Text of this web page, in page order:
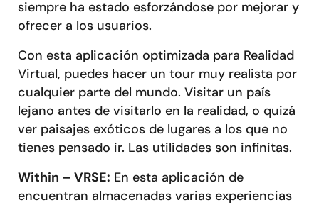
siempre ha estado esforzándose por mejorar y
ofrecer a los usuarios.
Con esta aplicación optimizada para Realidad
Virtual, puedes hacer un tour muy realista por
cualquier parte del mundo. Visitar un país
lejano antes de visitarlo en la realidad, o quizá
ver paisajes exóticos de lugares a los que no
tienes pensado ir. Las utilidades son infinitas.
Within – VRSE: En esta aplicación de
encuentran almacenadas varias experiencias